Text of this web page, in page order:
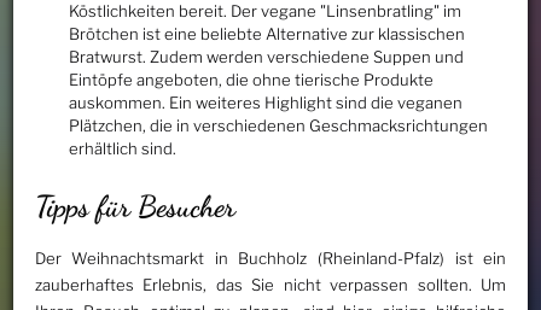
Köstlichkeiten bereit. Der vegane "Linsenbratling" im
Brötchen ist eine beliebte Alternative zur klassischen
Bratwurst. Zudem werden verschiedene Suppen und
Eintöpfe angeboten, die ohne tierische Produkte
auskommen. Ein weiteres Highlight sind die veganen
Plätzchen, die in verschiedenen Geschmacksrichtungen
erhältlich sind.
Tipps für Besucher
Der Weihnachtsmarkt in Buchholz (Rheinland-Pfalz) ist ein
zauberhaftes Erlebnis, das Sie nicht verpassen sollten. Um